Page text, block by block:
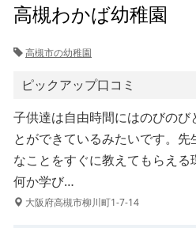
高槻わかば幼稚園
高槻市の幼稚園
ピックアップ口コミ
子供達は自由時間にはのびのび
とができているみたいです。
なことをすぐに教えてもらえ
何か学び…
大阪府高槻市柳川町1-7-14